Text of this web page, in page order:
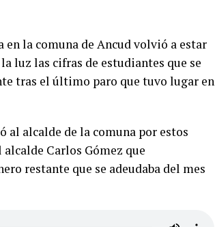
la comuna de Ancud volvió a estar
luz las cifras de estudiantes que se
tras el último paro que tuvo lugar en
al alcalde de la comuna por estos
Carlos Gómez que
restante que se adeudaba del mes